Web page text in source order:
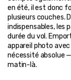
en été, il est donc
plusieurs couches.
indispensables, les
durée du vol.
appareil photo
nécessité absolue
matin-là.